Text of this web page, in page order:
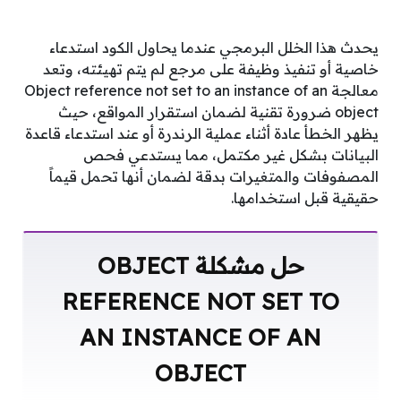
يحدث هذا الخلل البرمجي عندما يحاول الكود استدعاء
خاصية أو تنفيذ وظيفة على مرجع لم يتم تهيئته، وتعد
معالجة Object reference not set to an instance of an
object ضرورة تقنية لضمان استقرار المواقع، حيث
يظهر الخطأ عادة أثناء عملية الرندرة أو عند استدعاء قاعدة
البيانات بشكل غير مكتمل، مما يستدعي فحص
المصفوفات والمتغيرات بدقة لضمان أنها تحمل قيماً
حقيقية قبل استخدامها.
حل مشكلة OBJECT
REFERENCE NOT SET TO
AN INSTANCE OF AN
OBJECT